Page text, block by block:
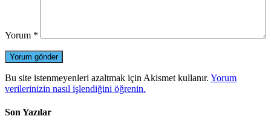
Yorum *
Bu site istenmeyenleri azaltmak için Akismet kullanır. Yorum
verilerinizin nasıl işlendiğini öğrenin.
Son Yazılar